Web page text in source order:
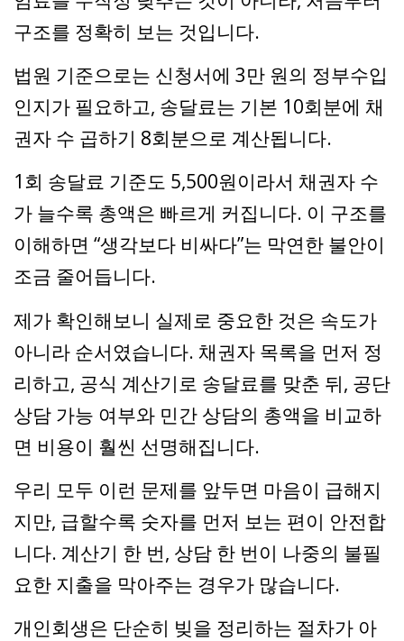
구조를 정확히 보는 것입니다.
법원 기준으로는 신청서에 3만 원의 정부수입
인지가 필요하고, 송달료는 기본 10회분에 채
권자 수 곱하기 8회분으로 계산됩니다.
1회 송달료 기준도 5,500원이라서 채권자 수
가 늘수록 총액은 빠르게 커집니다. 이 구조를
이해하면 “생각보다 비싸다”는 막연한 불안이
조금 줄어듭니다.
제가 확인해보니 실제로 중요한 것은 속도가
아니라 순서였습니다. 채권자 목록을 먼저 정
리하고, 공식 계산기로 송달료를 맞춘 뒤, 공단
상담 가능 여부와 민간 상담의 총액을 비교하
면 비용이 훨씬 선명해집니다.
우리 모두 이런 문제를 앞두면 마음이 급해지
지만, 급할수록 숫자를 먼저 보는 편이 안전합
니다. 계산기 한 번, 상담 한 번이 나중의 불필
요한 지출을 막아주는 경우가 많습니다.
개인회생은 단순히 빚을 정리하는 절차가 아